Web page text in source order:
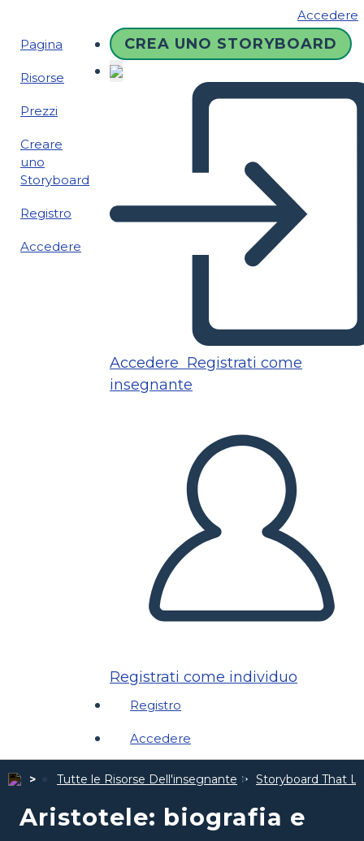
Accedere
Pagina
Risorse
Prezzi
Creare
uno
Storyboard
Registro
Accedere
CREA UNO STORYBOARD
Accedere Registrati come
insegnante
Registrati come individuo
Registro
Accedere
Tutte le Risorse Dell'insegnante Storyboard That
Aristotele: biografia e